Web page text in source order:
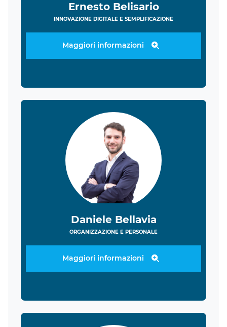
Ernesto Belisario
INNOVAZIONE DIGITALE E SEMPLIFICAZIONE
Maggiori informazioni
Daniele Bellavia
ORGANIZZAZIONE E PERSONALE
Maggiori informazioni